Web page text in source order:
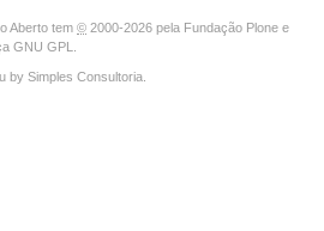
Aberto tem © 2000-2026 pela Fundação Plone e
GNU GPL
by Simples Consultoria